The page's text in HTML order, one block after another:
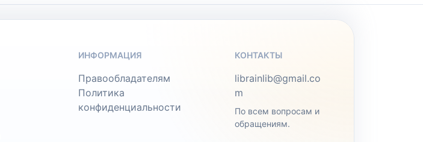
ИНФОРМАЦИЯ
Правообладателям
Политика
конфиденциальности
КОНТАКТЫ
librainlib@gmail.co
m
По всем вопросам и
обращениям.